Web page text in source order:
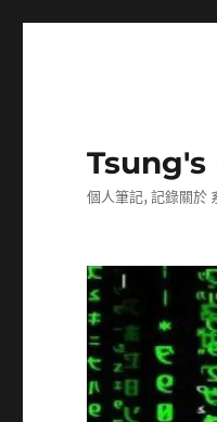
Tsung's
個人筆記, 記錄關於